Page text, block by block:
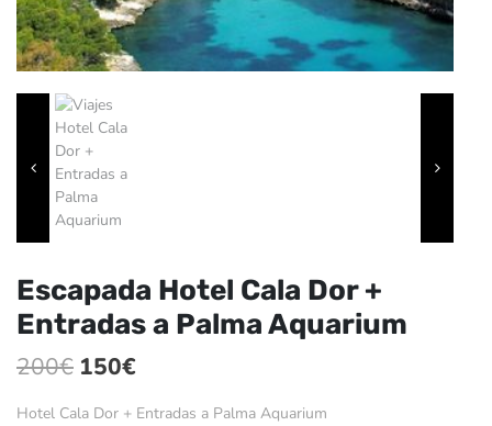
Escapada Hotel Cala Dor +
Entradas a Palma Aquarium
200€ El
precio
150€
precio
Hotel Cala Dor + Entradas a Palma Aquarium